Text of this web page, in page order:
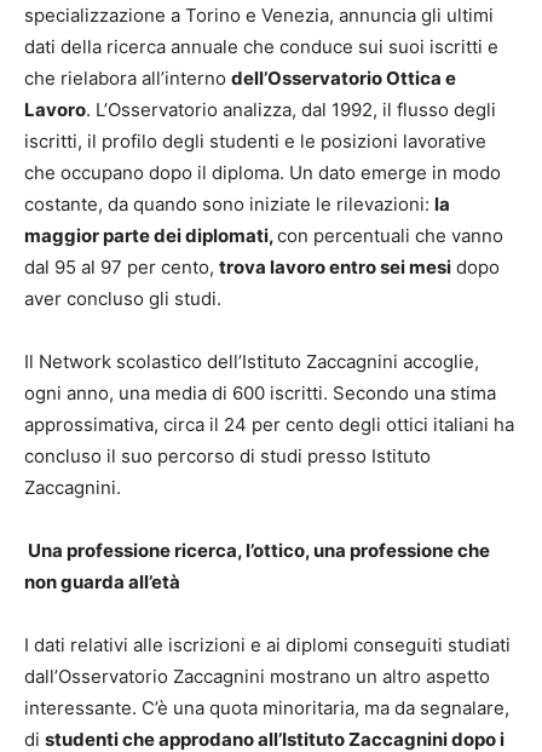
specializzazione a Torino e Venezia, annuncia gli ultimi
dati della ricerca annuale che conduce sui suoi iscritti e
che rielabora all’interno dell’Osservatorio Ottica e
Lavoro. L’Osservatorio analizza, dal 1992, il flusso degli
iscritti, il profilo degli studenti e le posizioni lavorative
che occupano dopo il diploma. Un dato emerge in modo
costante, da quando sono iniziate le rilevazioni: la
maggior parte dei diplomati,con percentuali che vanno
dal 95 al 97 per cento, trova lavoroentro sei mesi dopo
aver concluso gli studi.
Il Network scolastico dell’Istituto Zaccagnini accoglie,
ogni anno, una media di 600 iscritti. Secondo una stima
approssimativa, circa il 24 per cento degli ottici italiani ha
concluso il suo percorso di studi presso Istituto
Zaccagnini.
Una professione ricerca, l’ottico, una professione che
non guarda all’età
I dati relativi alle iscrizioni e ai diplomi conseguiti studiati
dall’Osservatorio Zaccagnini mostrano un altro aspetto
interessante. C’è una quota minoritaria, ma da segnalare,
di studenti che approdano all’Istituto Zaccagnini dopo i